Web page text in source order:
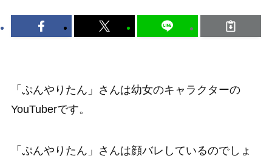
「ぷんやりたん」さんは幼女のキャラクターの
YouTuberです。
「ぷんやりたん」さんは顔バレしているのでしょ